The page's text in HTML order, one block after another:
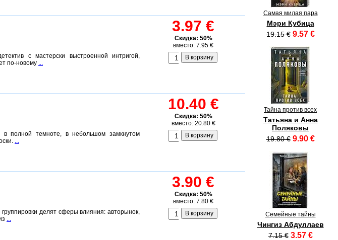
с мастерски выстроенной интригой,
по-новому ...
3.97 €
Скидка: 50%
вместо: 7.95 €
полной темноте, в небольшом замкнутом
...
10.40 €
Скидка: 50%
вместо: 20.80 €
делят сферы влияния: авторынок,
...
3.90 €
Скидка: 50%
вместо: 7.80 €
Самая милая пара
Мэри Кубица
19.15 € 9.57 €
Тайна против всех
Татьяна и Анна
Поляковы
19.80 € 9.90 €
Семейные тайны
Чингиз Абдуллаев
7.15 € 3.57 €